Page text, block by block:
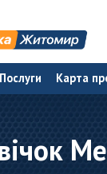
Послуги Карта